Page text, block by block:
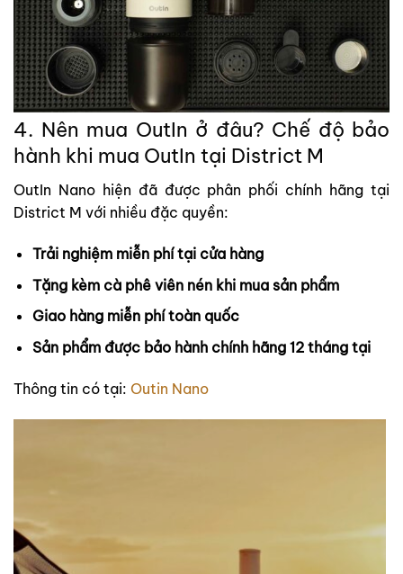
4. Nên mua OutIn ở đâu? Chế độ bảo
hành khi mua OutIn tại District M
OutIn Nano hiện đã được phân phối chính hãng tại
District M với nhiều đặc quyền:
Trải nghiệm miễn phí tại cửa hàng
Tặng kèm cà phê viên nén khi mua sản phẩm
Giao hàng miễn phí toàn quốc
Sản phẩm được bảo hành chính hãng 12 tháng tại
Thông tin có tại: Outin Nano